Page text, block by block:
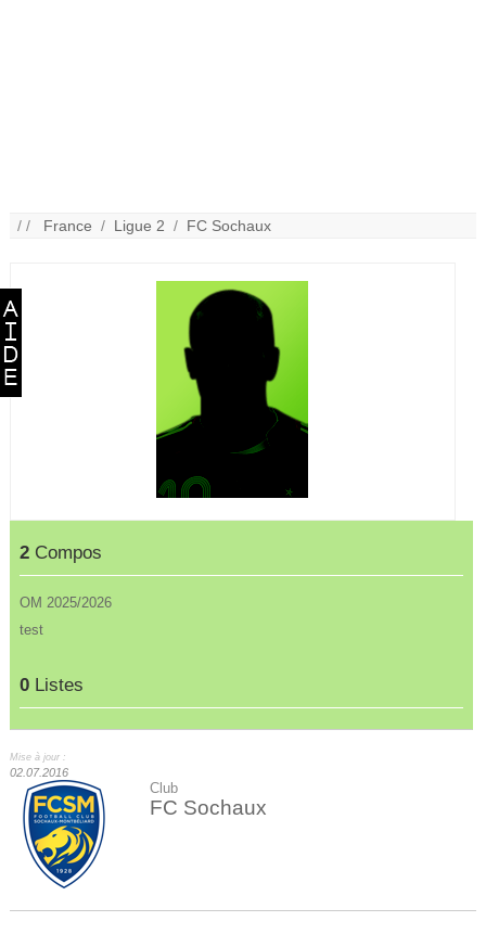
/ / France / Ligue 2 / FC Sochaux
2 Compos
OM 2025/2026
test
0 Listes
Mise à jour :
02.07.2016
Club
FC Sochaux